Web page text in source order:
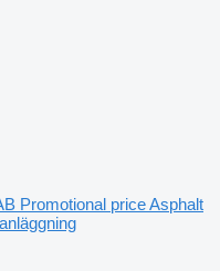
Promotional price Asphalt